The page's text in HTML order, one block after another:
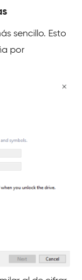
sencillo. Esto
por